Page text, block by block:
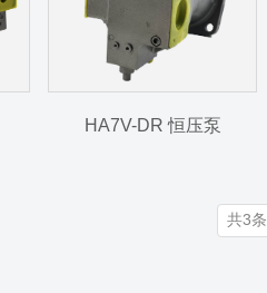
HA7V-DR 恒压泵
共3条